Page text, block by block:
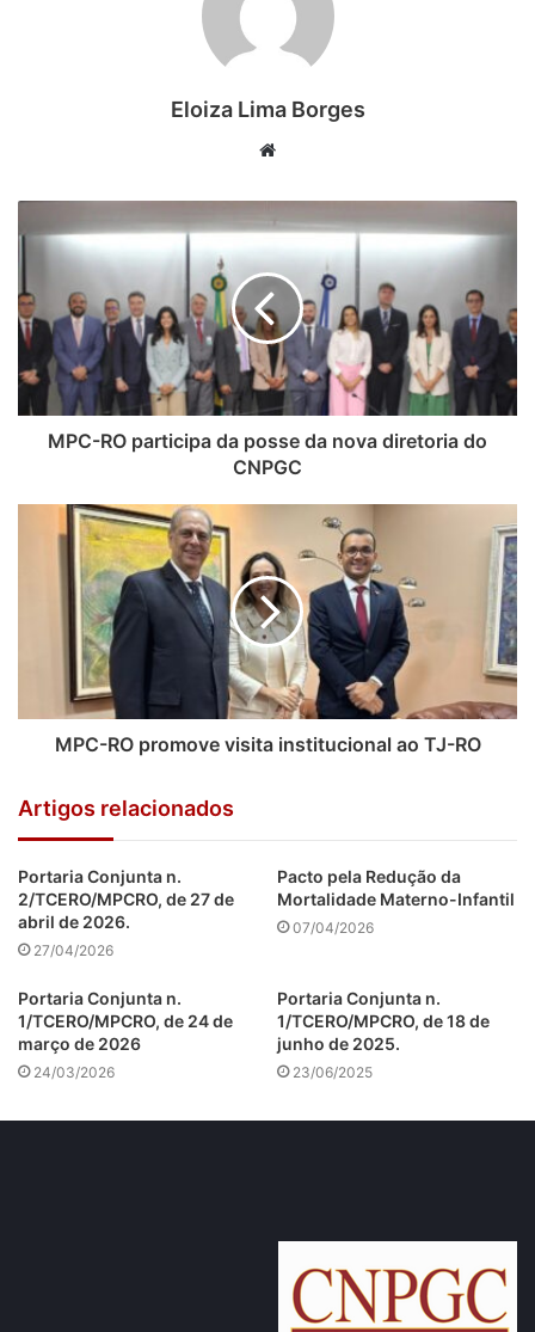
Eloiza Lima Borges
Website
MPC-RO participa da posse da nova diretoria do
CNPGC
MPC-RO promove visita institucional ao TJ-RO
Artigos relacionados
Portaria Conjunta n.
2/TCERO/MPCRO, de 27 de
abril de 2026.
27/04/2026
Pacto pela Redução da
Mortalidade Materno-Infantil
07/04/2026
Portaria Conjunta n.
1/TCERO/MPCRO, de 24 de
março de 2026
24/03/2026
Portaria Conjunta n.
1/TCERO/MPCRO, de 18 de
junho de 2025.
23/06/2025